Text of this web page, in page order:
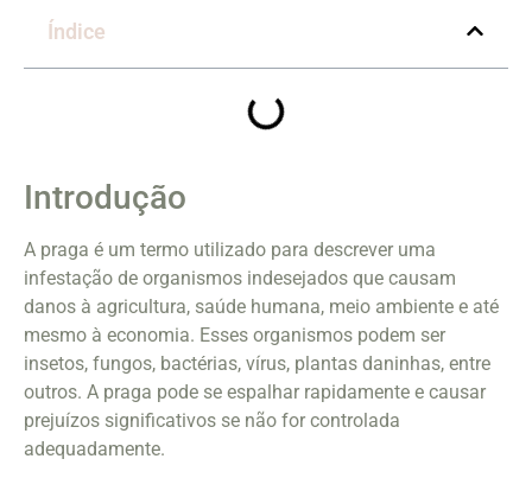
Índice
Introdução
A praga é um termo utilizado para descrever uma
infestação de organismos indesejados que causam
danos à agricultura, saúde humana, meio ambiente e até
mesmo à economia. Esses organismos podem ser
insetos, fungos, bactérias, vírus, plantas daninhas, entre
outros. A praga pode se espalhar rapidamente e causar
prejuízos significativos se não for controlada
adequadamente.